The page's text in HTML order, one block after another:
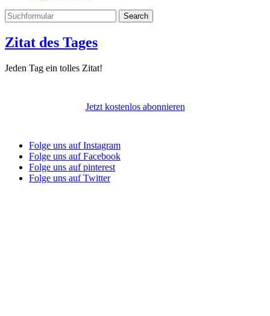
Search
Zitat des Tages
Jeden Tag ein tolles Zitat!
Jetzt kostenlos abonnieren
Folge uns auf Instagram
Folge uns auf Facebook
Folge uns auf pinterest
Folge uns auf Twitter